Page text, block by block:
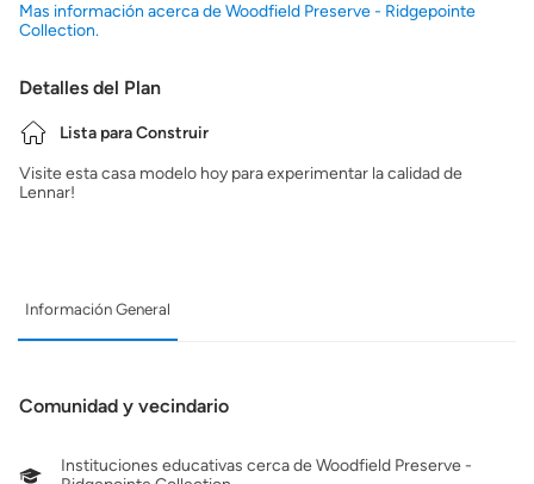
Mas información acerca de Woodfield Preserve - Ridgepointe
Collection.
Detalles del Plan
Lista para Construir
Visite esta casa modelo hoy para experimentar la calidad de
Lennar!
Información General
Comunidad y vecindario
Instituciones educativas cerca de Woodfield Preserve -